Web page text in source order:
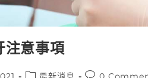
注意事項